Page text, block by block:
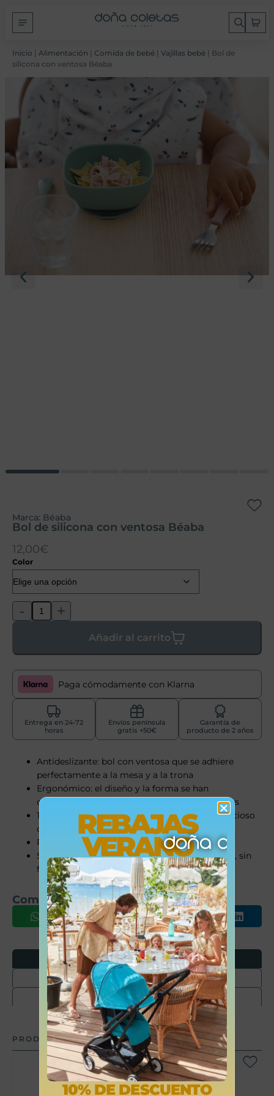
Inicio | Alimentación | Comida de bebé | Vajillas bebé | Bol de
silicona con ventosa Béaba
Marca: Béaba
Bol de silicona con ventosa Béaba
12,00€
Color
- +
Añadir al carrito
Paga cómodamente con Klarna
Entrega en 24-72
horas
Envíos península
gratis +50€
Garantía de
producto de 2 años
Antideslizante: bol con ventosa que se adhiere
perfectamente a la mesa y a la trona
Ergonómico: el diseño y la forma se han
desarrollado para facilitar la toma de alimentos
100 % silicona: material suave, delicado y silencioso
que no daña al bebé
Práctico: apto para microondas y lavavajillas
Sin BPA (según la normativa vigente), sin PVC, sin
ftalatos
Comparte este producto
Opiniones
Envíos
Devoluciones
PRODUCTOS RELACIONADOS
REBAJAS
VERANO
10% DE DESCUENTO